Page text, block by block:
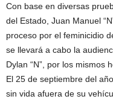
Con base en diversas
del Estado, Juan Manuel
proceso por el feminicidio
se llevará a cabo la
Dylan “N”, por los mismos
El 25 de septiembre del
sin vida afuera de su